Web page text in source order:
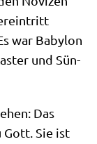
war Baby­lon
und Sün­
Das
Gott. Sie ist